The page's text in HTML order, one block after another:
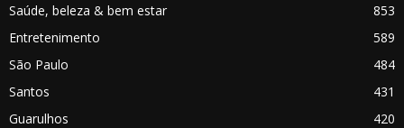
Saúde, beleza & bem estar
853
Entretenimento
589
São Paulo
484
Santos
431
Guarulhos
420